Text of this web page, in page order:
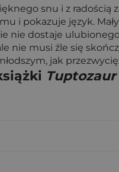
snu i z radością
i pokazuje język.
nie dostaje
nie musi źle się
jak
Tuptozaur